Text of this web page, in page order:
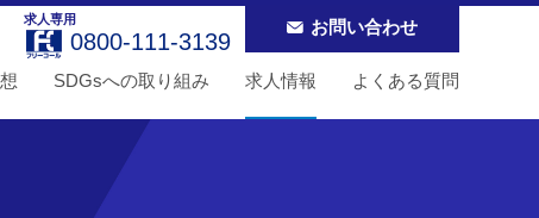
SDGsへの取り組み 求人情報 よくある質問
求人専用
0800-111-3139
お問い合わせ